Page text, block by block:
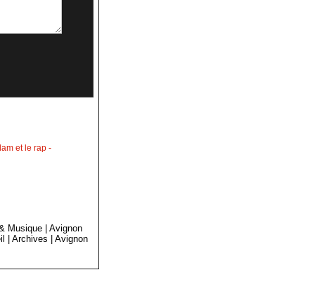
et le rap -
Musique |Avignon
|Archives |Avignon